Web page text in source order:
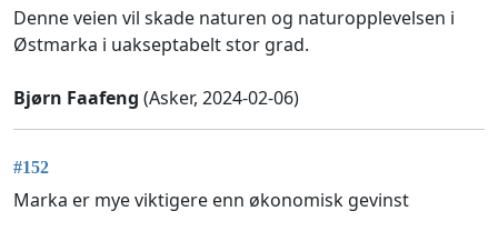
Denne veien vil skade naturen og naturopplevelsen i
Østmarka i uakseptabelt stor grad.
Bjørn Faafeng (Asker, 2024-02-06)
#152
Marka er mye viktigere enn økonomisk gevinst